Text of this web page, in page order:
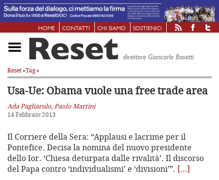
HOME CONTATTI CHI SIAMO SOSTIENICI
Reset»Tag»
Usa-Ue: Obama vuole una free trade area
Ada Pagliarulo, Paolo Martini
14 Febbraio 2013
Il Corriere della Sera: “Applausi e lacrime per il
Pontefice. Decisa la nomina del nuovo presidente
dello Ior. ‘Chiesa deturpata dalle rivalità’. Il discorso
del Papa contro ‘individualismi’ e ‘divisioni’”. […]